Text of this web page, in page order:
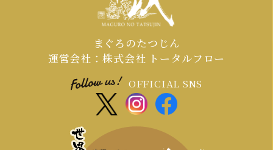
まぐろのたつじん
運営会社：株式会社 トータルフロー
OFFICIAL SNS